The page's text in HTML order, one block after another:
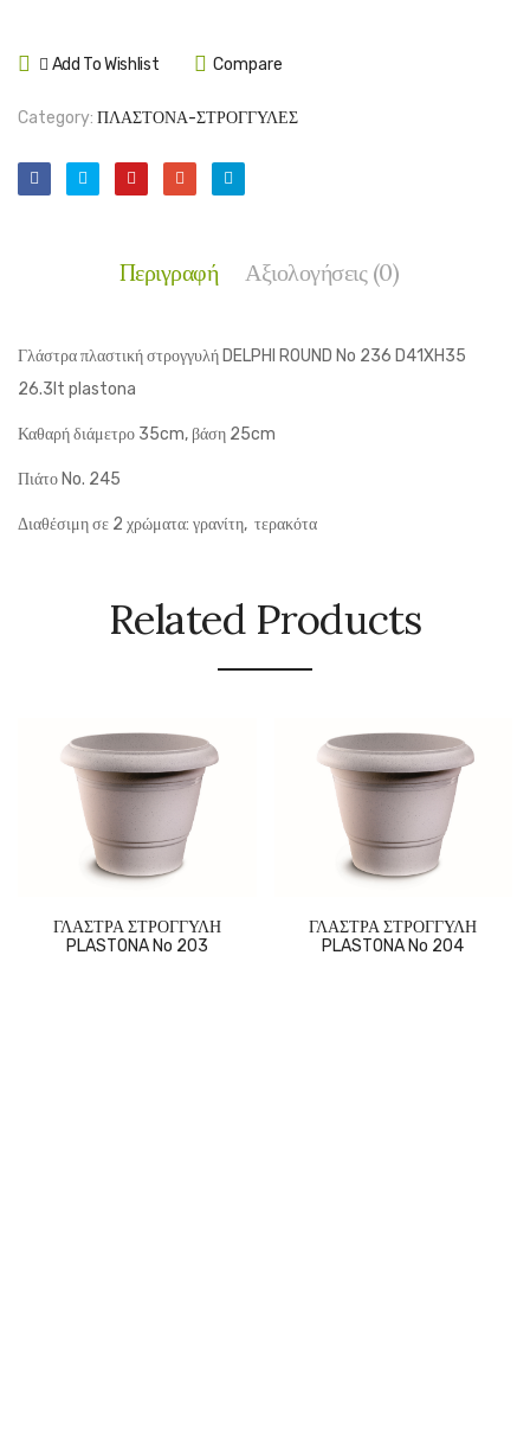
Add To Wishlist Compare
Category: ΠΛΑΣΤΟΝΑ-ΣΤΡΟΓΓΥΛΕΣ
Περιγραφή Αξιολογήσεις (0)
Γλάστρα πλαστική στρογγυλή DELPHI ROUND No 236 D41XH35
26.3lt plastona
Καθαρή διάμετρο 35cm, βάση 25cm
Πιάτο No. 245
Διαθέσιμη σε 2 χρώματα: γρανίτη, τερακότα
Related Products
ΓΛΑΣΤΡΑ ΣΤΡΟΓΓΥΛΗ
PLASTONA No 203
ΓΛΑΣΤΡΑ ΣΤΡΟΓΓΥΛΗ
PLASTONA No 204